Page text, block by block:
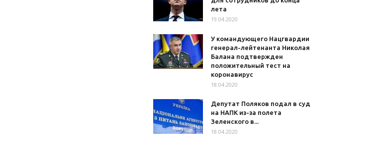
лета
19.04.2020
У командующего Нацгвардии
генерал-лейтенанта Николая
Балана подтвержден
положительный тест на
коронавирус
18.04.2020
Депутат Поляков подал в суд
на НАПК из-за полета
Зеленского в...
18.04.2020